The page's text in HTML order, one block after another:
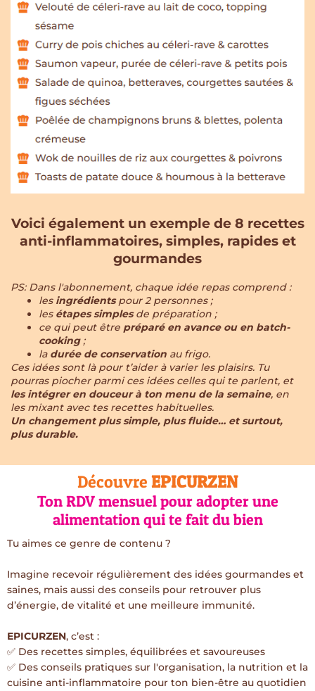
Voici également un exemple de 8 recettes
anti-inflammatoires, simples, rapides et
gourmandes
PS: Dans l'abonnement, chaque idée repas comprend :
les ingrédientspour 2 personnes ;
lesétapes simplesde préparation ;
ce qui peut être préparé en avance ou en batch-
cooking;
ladurée de conservation au frigo.
Ces idées sont là pour t’aider à varier les plaisirs. Tu
pourras piocher parmi ces idées celles qui te parlent, et
les intégrer en douceur à ton menu de la semaine, en
les mixant avec tes recettes habituelles.
Un changement plus simple, plus fluide… et surtout,
plus durable.
Découvre EPICURZEN
Ton RDV mensuel pour adopter une
alimentation qui te fait du bien
Tu aimes ce genre de contenu ?
Imagine recevoir régulièrement des idées gourmandes et
saines, mais aussi des conseils pour retrouver plus
d’énergie, de vitalité et une meilleure immunité.
EPICURZEN, c’est :
✅ Des recettes simples, équilibrées et savoureuses
✅ Des conseils pratiques sur l'organisation, la nutrition et la
cuisine anti-inflammatoire pour ton bien-être au quotidien